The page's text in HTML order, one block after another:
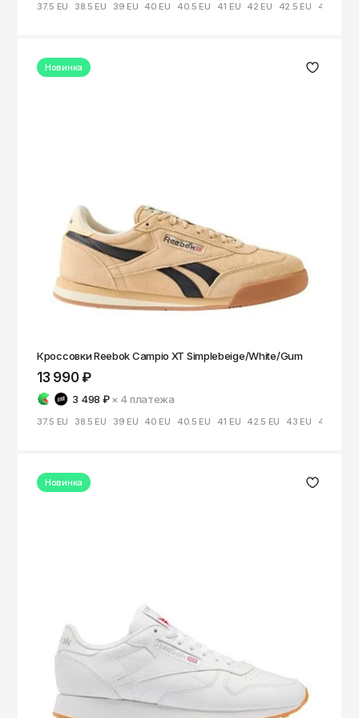
37.5 EU 38.5 EU 39 EU 40 EU 40.5 EU 41 EU 42 EU 42.5 EU 44 EU
Новинка
Кроссовки Reebok Campio XT Simplebeige/White/Gum
13 990 ₽
3 498 ₽ × 4платежа
37.5 EU 38.5 EU 39 EU 40 EU 40.5 EU 41 EU 42.5 EU 43 EU 44 EU
Новинка